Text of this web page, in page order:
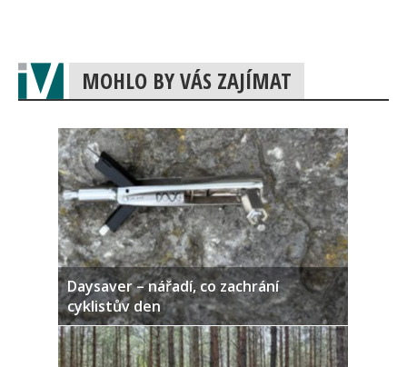
MOHLO BY VÁS ZAJÍMAT
Daysaver – nářadí, co zachrání
cyklistův den